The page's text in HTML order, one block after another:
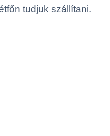
tudjuk szállítani.